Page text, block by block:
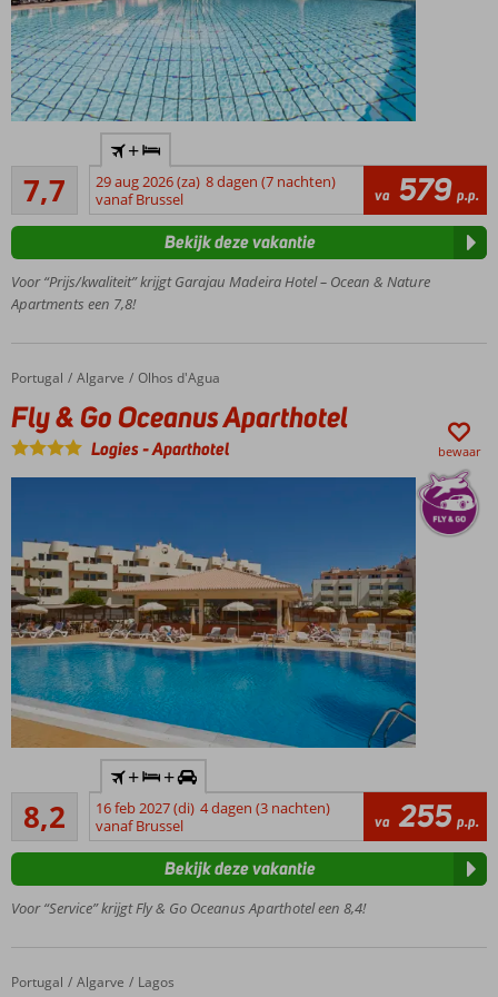
in
Garajau
Prachtig
Meerdere
zwembaden
ook
mogelijk
7,7
Goed
26
beoordelingen
+
29 aug 2026 (za) 8 dagen (7 nachten)
vanaf Brussel
va 579 p.p.
Voor “Prijs/kwaliteit” krijgt Garajau Madeira Hotel – Ocean & Nature
Apartments een 7,8!
Bekijk deze vakantie
Home
Portugal Algarve Olhos d'Agua
Fly & Go Oceanus Aparthotel
Fly & Go Oceanus Aparthotel
Logies-Aparthotel bewaar
Exclusief
bij
Corendon!
Gelegen
in het
van
d'Água
8,2
Zeer goed
34
beoordelingen
+ +
16 feb 2027 (di) 4 dagen (3 nachten)
vanaf Brussel
va 255 p.p.
Voor “Service” krijgt Fly & Go Oceanus Aparthotel een 8,4!
Bekijk deze vakantie
Home
Portugal Algarve Lagos
Clube Porto Mos